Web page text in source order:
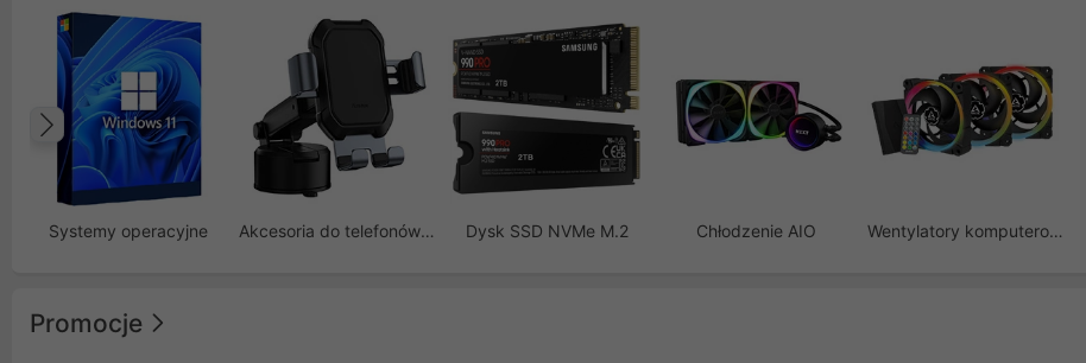
Systemy operacyjne Akcesoria do telefonów GSM Dysk SSD NVMe M.2 Chłodzenie AIO Wentylatory komputerowe
Poprzedni
Promocje